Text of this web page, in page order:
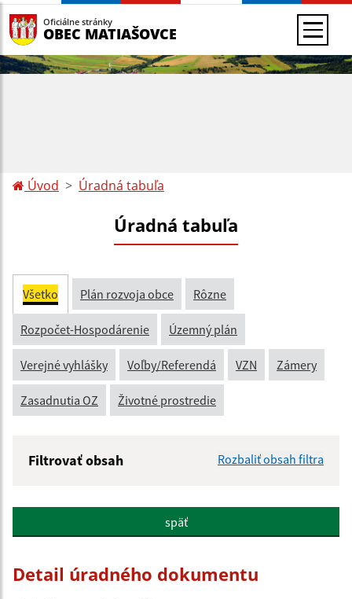
Oficiálne stránky
OBEC MATIAŠOVCE
Úvod Úradná tabuľa
Úradná tabuľa
Všetko Plán rozvoja obce Rôzne
Rozpočet-Hospodárenie Územný plán
Verejné vyhlášky Voľby/Referendá VZN Zámery
Zasadnutia OZ Životné prostredie
Filtrovať obsah Rozbaliť obsah filtra
Popis:
späť
Detail úradného dokumentu